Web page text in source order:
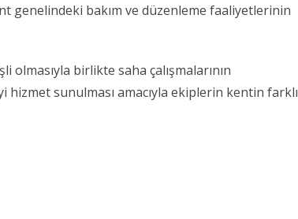
genelindeki bakım ve düzenleme faaliyetlerinin
olmasıyla birlikte saha çalışmalarının
hizmet sunulması amacıyla ekiplerin kentin farklı